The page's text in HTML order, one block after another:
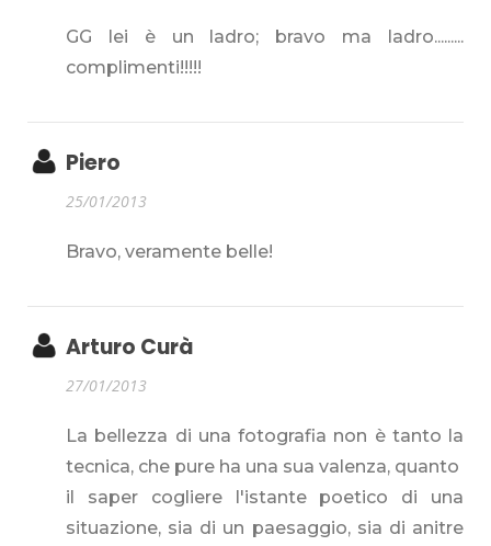
GG lei è un ladro; bravo ma ladro.........
complimenti!!!!!
Piero
25/01/2013
Bravo, veramente belle!
Arturo Curà
27/01/2013
La bellezza di una fotografia non è tanto la
tecnica, che pure ha una sua valenza, quanto
il saper cogliere l'istante poetico di una
situazione, sia di un paesaggio, sia di anitre